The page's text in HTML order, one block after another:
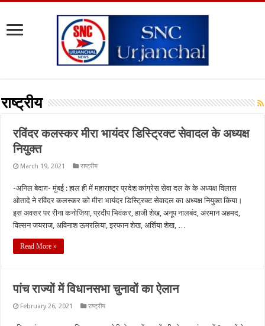
राष्ट्रीय
रविंदर कलस्कर मीरा भायंदर डिस्ट्रिक्ट सेवादल के अध्यक्ष
नियुक्त
March 19, 2021 राष्ट्रीय
-अनिल बेदाग़- मुंबई : हाल ही में महाराष्ट्र प्रदेश कांग्रेस सेवा दल के के अध्यक्ष विलास
ओतादे ने रविंदर कलस्कर को मीरा भायंदर डिस्ट्रिक्ट सेवादल का अध्यक्ष नियुक्त किया।
इस अवसर पर रीना कनोजिया, प्रदीप भिवंकर, हाजी शेख, अनूप नालबंद, अरमान अहमद,
विल्सन जयराज, अविनाश ऊमरलिया, इरफान शेख, अर्शिया शेख, …
Read More »
पांच राज्यों में विधानसभा चुनावों का ऐलान
February 26, 2021 राष्ट्रीय